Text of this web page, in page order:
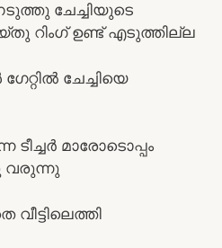
ചേച്ചിയുടെ
റിംഗ് ഉണ്ട് എടുത്തില്ല
ചേച്ചിയെ
മാരോടൊപ്പം
വരുന്നു